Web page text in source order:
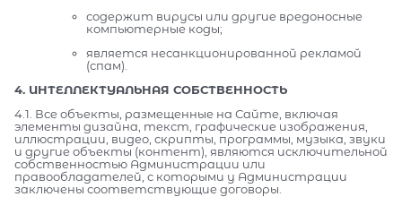
содержит вирусы или другие вредоносные
компьютерные коды;
является несанкционированной рекламой
(спам).
4. ИНТЕЛЛЕКТУАЛЬНАЯ СОБСТВЕННОСТЬ
4.1. Все объекты, размещенные на Сайте, включая
элементы дизайна, текст, графические изображения,
иллюстрации, видео, скрипты, программы, музыка, звуки
и другие объекты (контент), являются исключительной
собственностью Администрации или
правообладателей, с которыми у Администрации
заключены соответствующие договоры.